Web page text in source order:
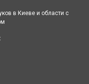
в Киеве и области с